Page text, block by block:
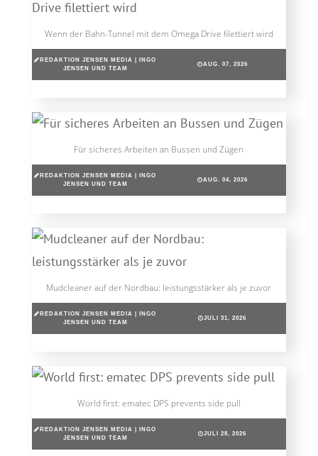
Wenn der Bahn-Tunnel mit dem Omega Drive filettiert wird
REDAKTION JENSEN MEDIA | INGO
JENSEN UND TEAM
AUG. 07, 2026
Für sicheres Arbeiten an Bussen und Zügen
REDAKTION JENSEN MEDIA | INGO
JENSEN UND TEAM
AUG. 04, 2026
Mudcleaner auf der Nordbau: leistungsstärker als je zuvor
REDAKTION JENSEN MEDIA | INGO
JENSEN UND TEAM
JULI 31, 2026
World first: ematec DPS prevents side pull
REDAKTION JENSEN MEDIA | INGO
JENSEN UND TEAM
JULI 28, 2026